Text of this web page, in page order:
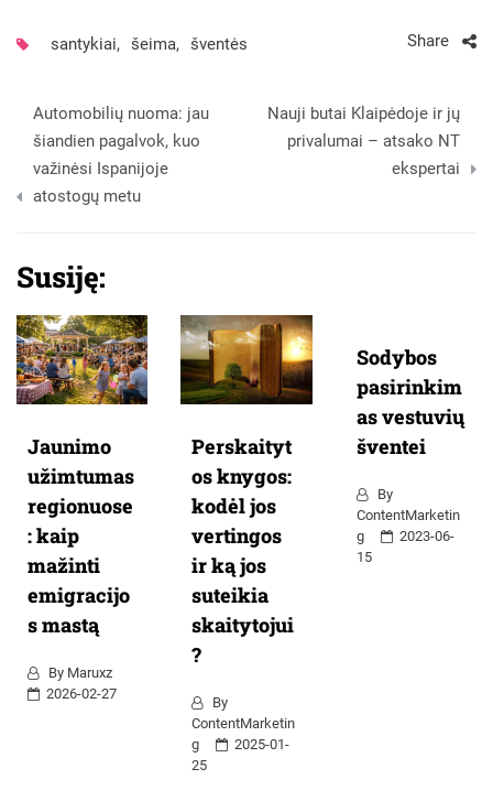
santykiai, šeima, šventės Share
Navigacija
tarp
įrašų
Automobilių nuoma: jau
šiandien pagalvok, kuo
važinėsi Ispanijoje
atostogų metu
Nauji butai Klaipėdoje ir jų
privalumai – atsako NT
ekspertai
Susiję:
Jaunimo
užimtumas
regionuose
: kaip
mažinti
emigracijo
s mastą
By Maruxz
2026-02-27
Perskaityt
os knygos:
kodėl jos
vertingos
ir ką jos
suteikia
skaitytojui
?
By
ContentMarketin
G
2025-01-
25
Sodybos
pasirinkim
as vestuvių
šventei
By
ContentMarketin
G
2023-06-
15